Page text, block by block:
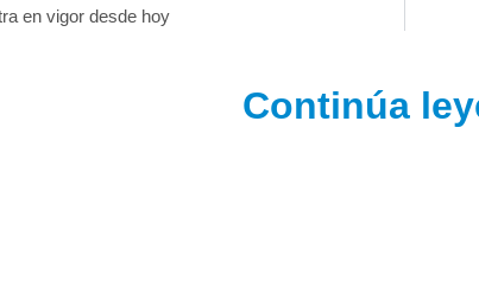
en vigor desde hoy
Continúa